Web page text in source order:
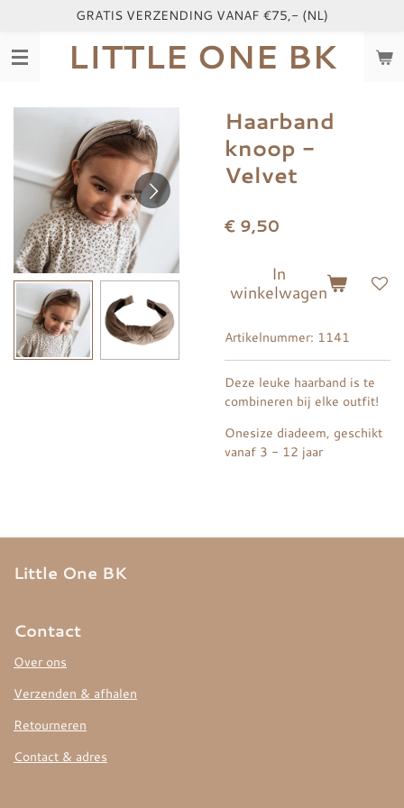
naar
LITTLE ONE BK
GRATIS VERZENDING VANAF €75,- (NL)
Haarband
knoop -
Velvet
€ 9,50
In
winkelwagen
Artikelnummer: 1141
Deze leuke haarband is te
combineren bij elke outfit!
Onesize diadeem, geschikt
vanaf 3 - 12 jaar
Little One BK
Contact
Over ons
Verzenden & afhalen
Retourneren
Contact & adres